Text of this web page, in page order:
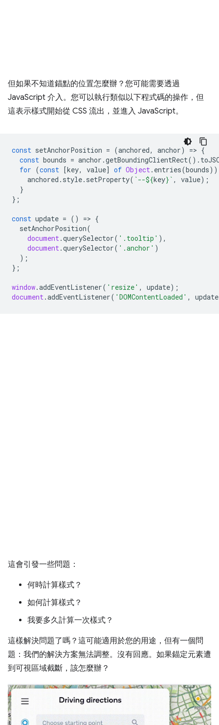
但如果不知道錨點的位置怎麼辦？您可能需要透過
JavaScript 介入。您可以執行類似以下程式碼的操作，但
這表示樣式開始從 CSS 流出，並進入 JavaScript。
const setAnchorPosition = (anchored, anchor) => {
const bounds = anchor .getBoundingClientRect().
for (const [key, value] of Object . entries(bounds))
anchored . style. setProperty( `--${key} ` , value);
}
};
const update = () => {
setAnchorPosition(
document .querySelector( '.tooltip' ),
document .querySelector( '.anchor' )
);
};
window.addEventListener( 'resize' , update);
document .addEventListener( 'DOMContentLoaded' , update
這會引發一些問題：
何時計算樣式？
如何計算樣式？
我要多久計算一次樣式？
這樣解決問題了嗎？這可能適用於您的用途，但有一個問
題：我們的解決方案無法調整。沒有回應。如果錨定元素遭
到可視區域截斷，該怎麼辦？